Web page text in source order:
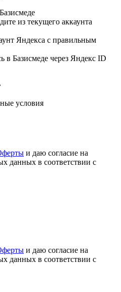
из текущего аккаунта
Яндекса с правильным
в Базисмеде через Яндекс ID
условия
и даю согласие на
данных в соответствии с
и даю согласие на
данных в соответствии с